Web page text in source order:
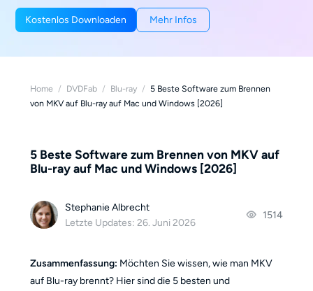
Kostenlos Downloaden Mehr Infos
Home / DVDFab / Blu-ray / 5 Beste Software zum Brennen
von MKV auf Blu-ray auf Mac und Windows [2026]
5 Beste Software zum Brennen von MKV auf
Blu-ray auf Mac und Windows [2026]
Stephanie Albrecht
Letzte Updates: 26. Juni 2026
1514
Zusammenfassung: Möchten Sie wissen, wie man MKV
auf Blu-ray brennt? Hier sind die 5 besten und